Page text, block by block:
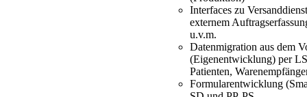
Interfaces zu
externem
u.v.m.
Datenmigration aus dem
(Eigenentwicklung) per
Patienten,
Formularentwicklung